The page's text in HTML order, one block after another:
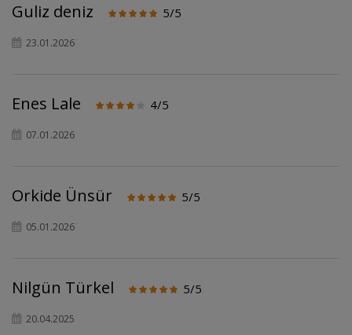
Guliz deniz 5/5
23.01.2026
Enes Lale 4/5
07.01.2026
Orkide Ünsür 5/5
05.01.2026
Nilgün Türkel 5/5
20.04.2025